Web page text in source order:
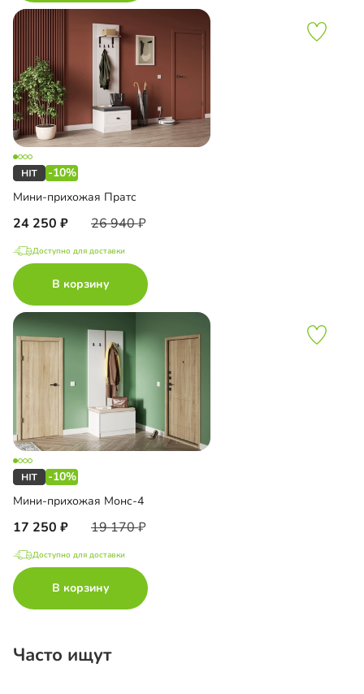
-10%
Мини-прихожая Пратс
24 250 26 940
Доступно для доставки
В корзину
-10%
Мини-прихожая Монс-4
17 250 19 170
Доступно для доставки
В корзину
Часто ищут